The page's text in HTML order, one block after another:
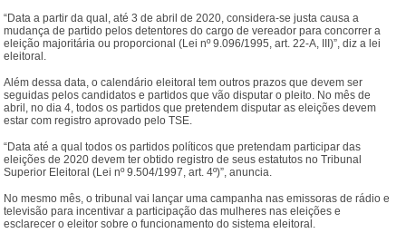
“Data a partir da qual, até 3 de abril de 2020, considera-se justa causa a
mudança de partido pelos detentores do cargo de vereador para concorrer a
eleição majoritária ou proporcional (Lei nº 9.096/1995, art. 22-A, III)”, diz a lei
eleitoral.
Além dessa data, o calendário eleitoral tem outros prazos que devem ser
seguidas pelos candidatos e partidos que vão disputar o pleito. No mês de
abril, no dia 4, todos os partidos que pretendem disputar as eleições devem
estar com registro aprovado pelo TSE.
“Data até a qual todos os partidos políticos que pretendam participar das
eleições de 2020 devem ter obtido registro de seus estatutos no Tribunal
Superior Eleitoral (Lei nº 9.504/1997, art. 4º)”, anuncia.
No mesmo mês, o tribunal vai lançar uma campanha nas emissoras de rádio e
televisão para incentivar a participação das mulheres nas eleições e
esclarecer o eleitor sobre o funcionamento do sistema eleitoral.